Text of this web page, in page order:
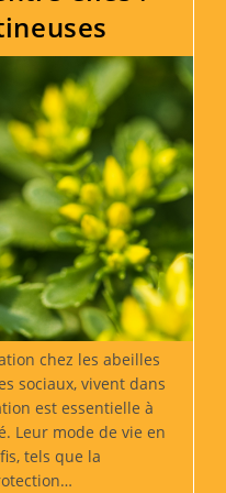
chez les abeilles
sociaux, vivent dans
est essentielle à
Leur mode de vie en
tels que la